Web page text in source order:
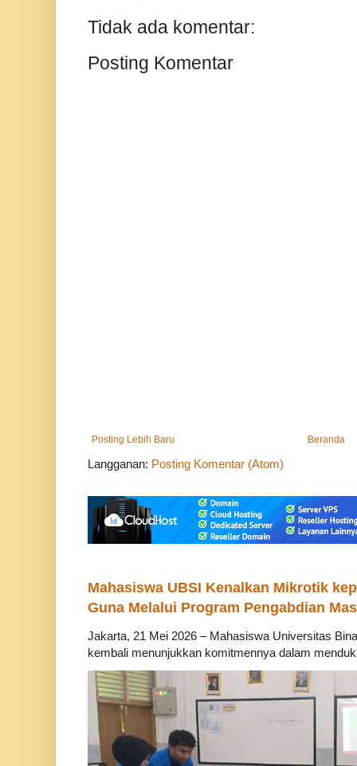
Tidak ada komentar:
Posting Komentar
Posting Lebih Baru Beranda
Langganan: Posting Komentar (Atom)
Mahasiswa UBSI Kenalkan Mikrotik
Guna Melalui Program Pengabdian
Jakarta, 21 Mei 2026 – Mahasiswa Universitas
kembali menunjukkan komitmennya dalam